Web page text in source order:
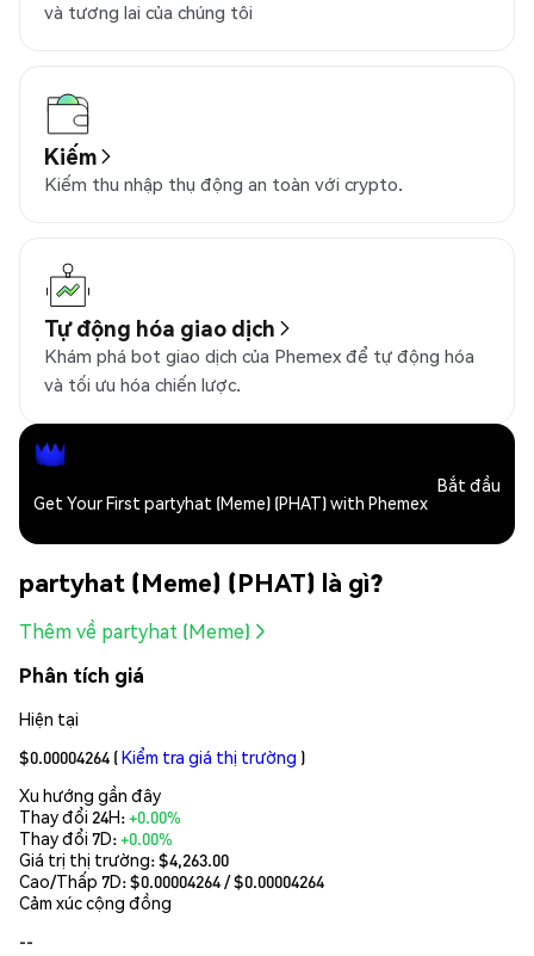
và tương lai của chúng tôi
Kiếm
Kiếm thu nhập thụ động an toàn với crypto.
Tự động hóa giao dịch
Khám phá bot giao dịch của Phemex để tự động hóa
và tối ưu hóa chiến lược.
Get Your First partyhat (Meme) (PHAT) with Phemex
Bắt đầu
partyhat (Meme) (PHAT) là gì?
Thêm về partyhat (Meme)
Phân tích giá
Hiện tại
$0.00004264 (Kiểm tra giá thị trường )
Xu hướng gần đây
Thay đổi 24H:+0.00%
Thay đổi 7D:+0.00%
Giá trị thị trường:$4,263.00
Cao/Thấp 7D: $0.00004264/ $0.00004264
Cảm xúc cộng đồng
--